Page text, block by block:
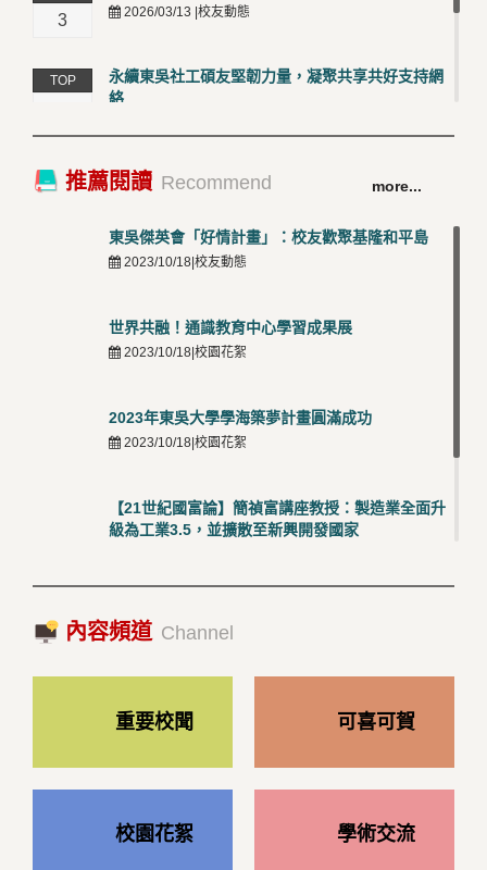
3 2026/03/13 |校友動態
TOP
永續東吳社工碩友堅韌力量，凝聚共享共好支持網
絡
TOP
卓越永續校園 東吳大學連奪 ISO 14001、45001 及
50001三大國際驗證殊榮
推薦閱讀 Recommend more...
東吳傑英會「好情計畫」：校友歡聚基隆和平島
2023/10/18|校友動態
世界共融！通識教育中心學習成果展
2023/10/18|校園花絮
2023年東吳大學學海築夢計畫圓滿成功
2023/10/18|校園花絮
【21世紀國富論】簡禎富講座教授：製造業全面升
級為工業3.5，並擴散至新興開發國家
2023/10/18|推薦閱讀
內容頻道 Channel
重要校聞 可喜可賀
校園花絮 學術交流